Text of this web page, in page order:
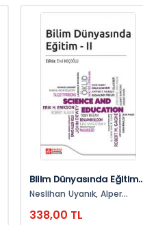
Bilim Dünyasında Eğitim-
Iı
Neslihan Uyanık, Alper
Muhammed Kürşat
338,00 TL